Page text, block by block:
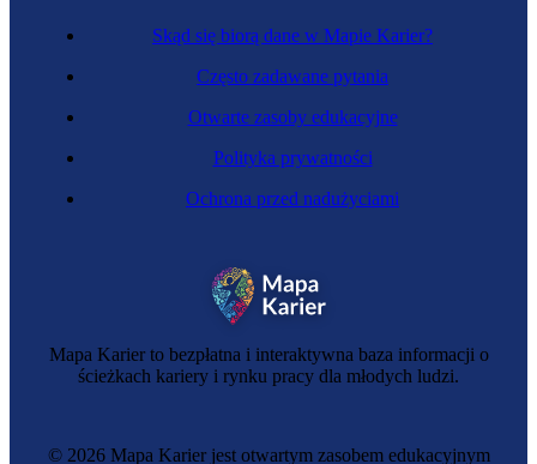
Mapa Karier to bezpłatna i interaktywna baza informacji o
ścieżkach kariery i rynku pracy dla młodych ludzi.
Skąd się biorą dane w Mapie Karier?
Często zadawane pytania
Otwarte zasoby edukacyjne
Polityka prywatności
Ochrona przed nadużyciami
© 2026 Mapa Karier jest otwartym zasobem edukacyjnym